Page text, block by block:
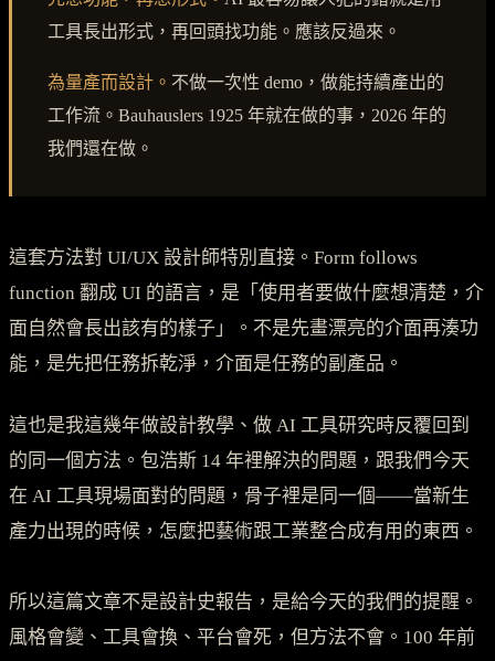
工具長出形式，再回頭找功能。應該反過來。
為量產而設計。 不做一次性 demo，做能持續產出的
工作流。Bauhauslers 1925 年就在做的事，2026 年的
我們還在做。
這套方法對 UI/UX 設計師特別直接。Form follows
function 翻成 UI 的語言，是「使用者要做什麼想清楚，介
面自然會長出該有的樣子」。不是先畫漂亮的介面再湊功
能，是先把任務拆乾淨，介面是任務的副產品。
這也是我這幾年做設計教學、做 AI 工具研究時反覆回到
的同一個方法。包浩斯 14 年裡解決的問題，跟我們今天
在 AI 工具現場面對的問題，骨子裡是同一個——當新生
產力出現的時候，怎麼把藝術跟工業整合成有用的東西。
所以這篇文章不是設計史報告，是給今天的我們的提醒。
風格會變、工具會換、平台會死，但方法不會。100 年前